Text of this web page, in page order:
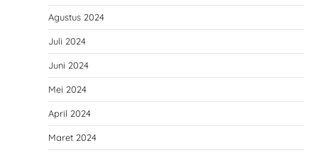
Agustus 2024
Juli 2024
Juni 2024
Mei 2024
April 2024
Maret 2024